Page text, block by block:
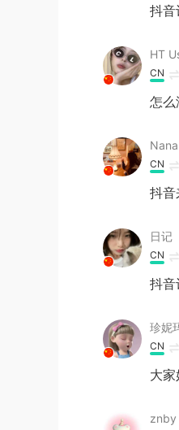
抖音
HT
CN
怎么
CN
抖音
日记
CN
抖
珍妮
CN
大
znby